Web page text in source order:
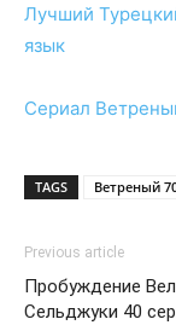
Лучший
язык
Сериал
TAGS Ветреный
Previous article
Пробуждение
Сельджуки 40